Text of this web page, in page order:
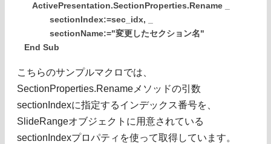
ActivePresentation.SectionProperties.Rename _
sectionIndex:=sec_idx, _
sectionName:="変更したセクション名"
End Sub
こちらのサンプルマクロでは、
SectionProperties.Renameメソッドの引数
sectionIndexに指定するインデックス番号を、
SlideRangeオブジェクトに用意されている
sectionIndexプロパティを使って取得しています。